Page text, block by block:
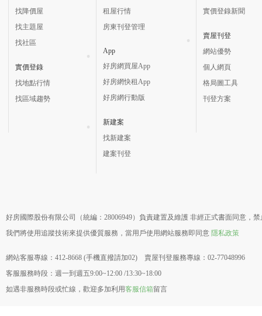
找降價屋
找主題屋
找社區
實價登錄
找地點行情
找區域趨勢
租屋行情
房東刊登管理
App
好房網買屋App
好房網快租App
好房網行動版
新建案
找新建案
建案刊登
實價登錄新聞
賣屋刊登
網站優勢
個人網頁
格局圖工具
刊登方案
好房國際股份有限公司（統編：28006949）負責建置及維護 非經正式書面同意，
我們將使用追蹤技術來提供優質服務，當用戶使用網站服務即同意 隱私政策
網站客服專線：412-8668 (手機直撥請加02) 賣屋刊登服務專線：02-77048996
客服服務時段：週一到週五9:00~12:00 /13:30~18:00
如遇非服務時段或忙線，歡迎多加利用客服信箱留言